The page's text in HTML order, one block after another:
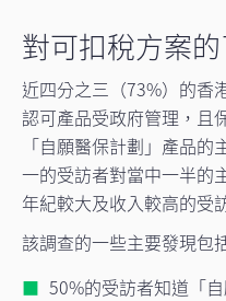
對可扣稅方案
近四分之三（73%）的香
認可產品受政府管理，且
「自願醫保計劃」產品
一的受訪者對當中一半的
年紀較大及收入較高的受
該調查的一些主要發現包
50%的受訪者知道「